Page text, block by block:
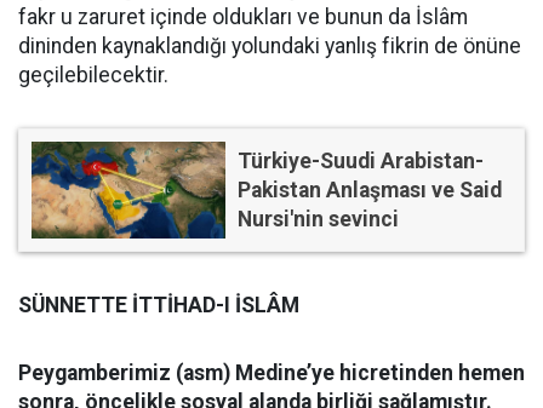
fakr u zaruret içinde oldukları ve bunun da İslâm
dininden kaynaklandığı yolundaki yanlış fikrin de önüne
geçilebilecektir.
Türkiye-Suudi Arabistan-
Pakistan Anlaşması ve Said
Nursi'nin sevinci
SÜNNETTE İTTİHAD-I İSLÂM
Peygamberimiz (asm) Medine’ye hicretinden hemen
sonra, öncelikle sosyal alanda birliği sağlamıştır.